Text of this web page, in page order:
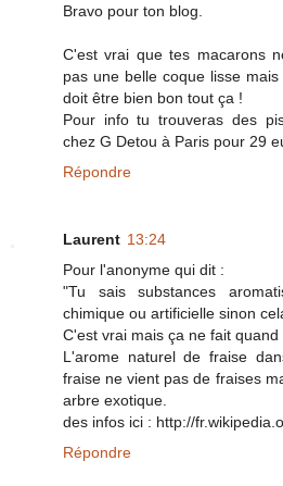
Bravo pour ton blog.
C'est vrai que tes macarons
pas une belle coque lisse
doit être bien bon tout ça !
Pour info tu trouveras des
chez G Detou à Paris pour 29
Répondre
Laurent 13:24
Pour l'anonyme qui dit :
"Tu sais substances
chimique ou artificielle sinon
C'est vrai mais ça ne fait quand
L'arome naturel de fraise
fraise ne vient pas de fraises
arbre exotique.
des infos ici : http://
Répondre